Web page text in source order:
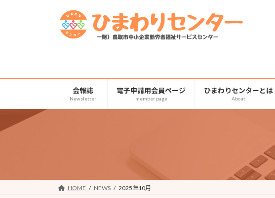
ス
プ
ン
動
会報誌
Newsletter
電子申請用会員ページ
member page
ひまわりセンターとは
About
HOME NEWS 2025年10月